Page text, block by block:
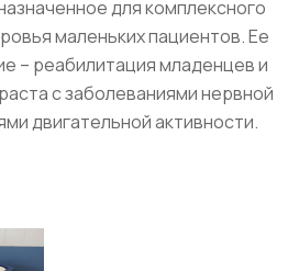
для комплексного
маленьких пациентов. Ее
– реабилитация младенцев и
с заболеваниями нервной
двигательной активности.